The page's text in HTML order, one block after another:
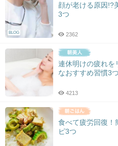
BLOG
顔が老ける原因!?
3つ
2362
連休明けの疲れを
なおすすめ習慣3つ
4213
食べて疲労回復！
ピ3つ